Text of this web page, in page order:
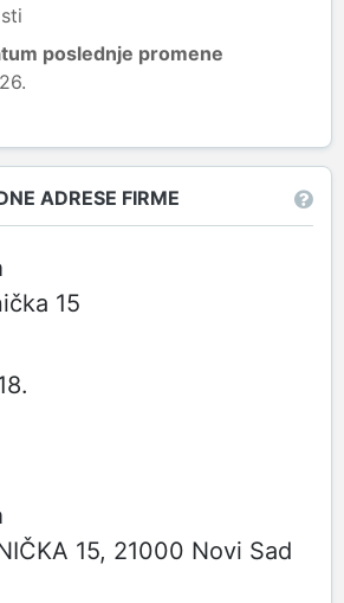
poslednje promene
ADRESE FIRME
15
15, 21000 Novi Sad